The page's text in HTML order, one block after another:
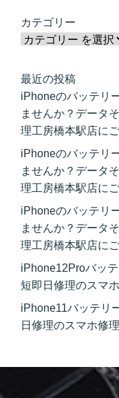
カテゴリー
最近の投稿
iPhoneのバッテリ
ませんか？データ
理工房橋本駅店に
iPhoneのバッテリ
ませんか？データ
理工房橋本駅店に
iPhoneのバッテリ
ませんか？データ
理工房橋本駅店に
iPhone12Proバッ
短即日修理のスマ
iPhone11バッテリ
日修理のスマホ修